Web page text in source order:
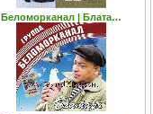
Беломорканал | Блата…